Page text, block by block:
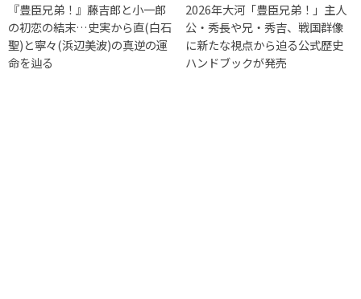
『豊臣兄弟！』藤吉郎と小一郎
の初恋の結末…史実から直(白石
聖)と寧々(浜辺美波)の真逆の運
命を辿る
2026年大河「豊臣兄弟！」主人
公・秀長や兄・秀吉、戦国群像
に新たな視点から迫る公式歴史
ハンドブックが発売